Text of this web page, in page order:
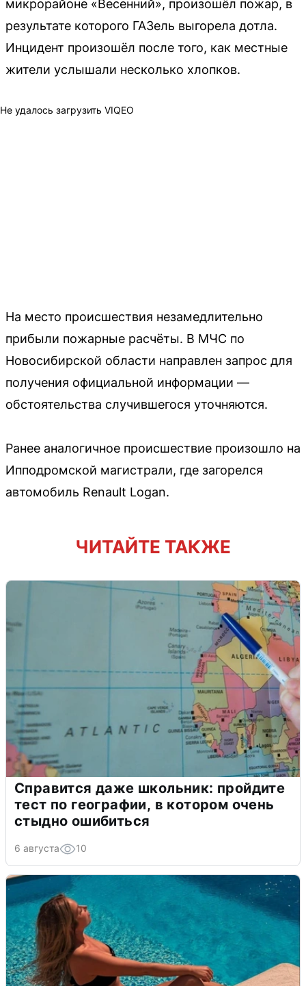
микрорайоне «Весенний», произошёл пожар, в
результате которого ГАЗель выгорела дотла.
Инцидент произошёл после того, как местные
жители услышали несколько хлопков.
Не удалось загрузить VIQEO
На место происшествия незамедлительно
прибыли пожарные расчёты. В МЧС по
Новосибирской области направлен запрос для
получения официальной информации —
обстоятельства случившегося уточняются.
Ранее аналогичное происшествие произошло на
Ипподромской магистрали, где загорелся
автомобиль Renault Logan.
ЧИТАЙТЕ ТАКЖЕ
Справится даже школьник: пройдите
тест по географии, в котором очень
стыдно ошибиться
6 августа 10